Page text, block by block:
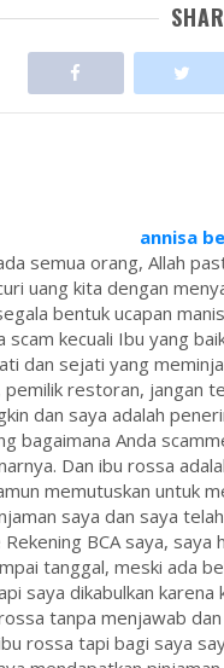
annisa
semua orang, Allah
uang kita dengan
bentuk ucapan
scam kecuali Ibu yang
dan sejati yang
pemilik restoran, jangan
dan saya adalah
bagaimana Anda
Dan ibu rossa
memutuskan untuk
saya dan saya
BCA saya,
tanggal, meski ada
saya dikabulkan
tanpa menjawab
rossa tapi bagi saya